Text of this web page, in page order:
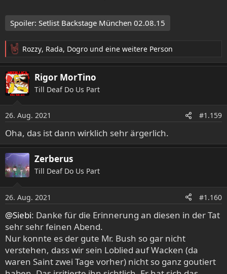
Spoiler: Setlist Backstage München 02.08.15
R
e
a
k
t
n
e
n
:
Rozzy, Rada, Dogro und eine weitere Person
Rigor MorTino
Till Deaf Do Us Part
26. Aug. 2021 #1.159
Oha, das ist dann wirklich sehr ärgerlich.
Zerberus
Till Deaf Do Us Part
26. Aug. 2021 #1.160
@Siebi: Danke für die Erinnerung an diesen in der Tat
sehr sehr feinen Abend.
Nur konnte es der gute Mr. Bush so gar nicht
verstehen, dass wir sein Loblied auf Wacken (da
waren Saint zwei Tage vorher) nicht so ganz goutiert